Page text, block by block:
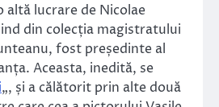
altă lucrare de Nicolae
din colecția magistratului
fost președinte al
Aceasta, inedită, se
„, și a călătorit prin alte două